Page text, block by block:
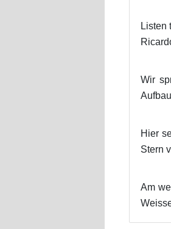
Listen
Wir
Hier
Stern
Am